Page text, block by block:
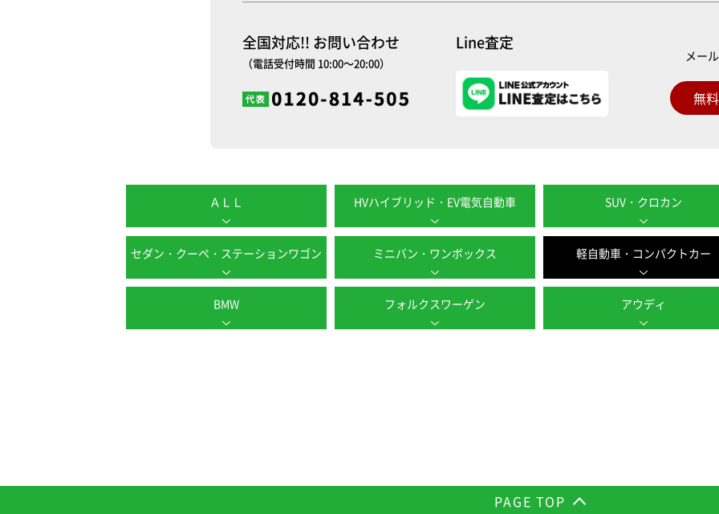
全国対応!! お問い合わせ
（電話受付時間 10:00～20:00）
Line査定
メー
無
ＡＬＬ HVハイブリッド・EV電気自動車 SUV・クロカン
セダン・クーペ・ステーションワゴン ミニバン・ワンボックス 軽自動車・コンパクトカー
BMW フォルクスワーゲン アウディ
PAGE TOP